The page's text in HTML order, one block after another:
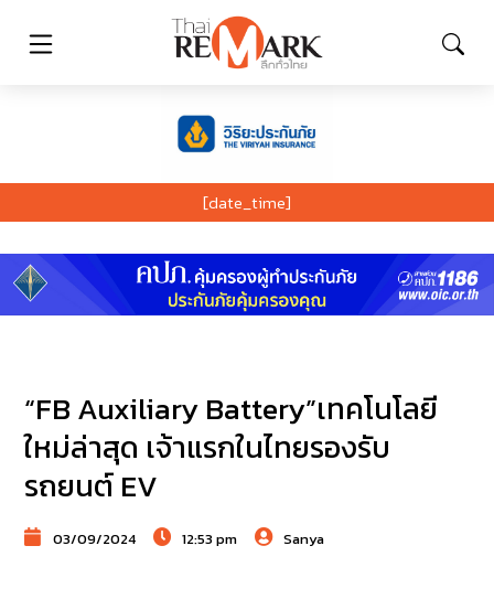
[date_time]
“FB Auxiliary Battery”เทคโนโลยี
ใหม่ล่าสุด เจ้าแรกในไทยรองรับ
รถยนต์ EV
03/09/2024 12:53 pm Sanya